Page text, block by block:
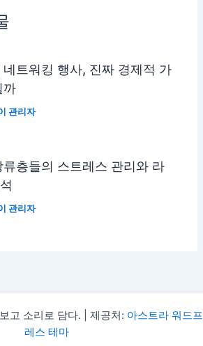
트워킹 행사, 진짜 경제적 가
까
관리자
층들의 스트레스 관리와 라
관리자
고 소리로 담다. | 제공처: 아스트라 워드프
레스 테마